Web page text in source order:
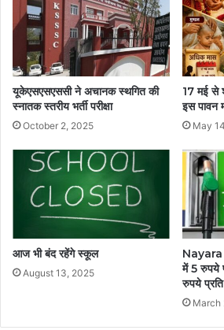
यूकेएसएसएससी ने अचानक स्थगित की
स्नातक स्तरीय भर्ती परीक्षा
October 2, 2025
17 मई से
इस पावन
May
आज भी बंद रहेंगे स्कूल
August 13, 2025
Nayara
में 5 रुपये
रुपये
March